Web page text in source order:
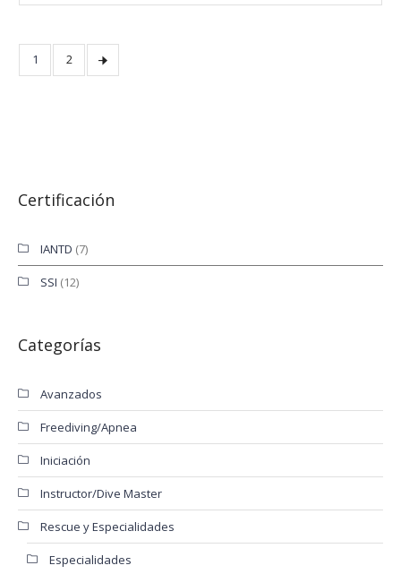
1 2
Certificación
IANTD (7)
SSI (12)
Categorías
Avanzados
Freediving/Apnea
Iniciación
Instructor/Dive Master
Rescue y Especialidades
Especialidades